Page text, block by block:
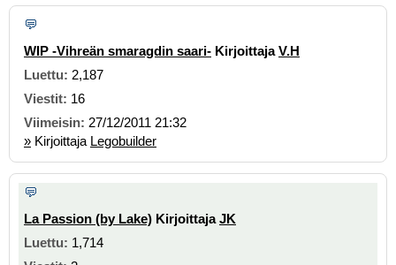
WIP -Vihreän smaragdin saari- KirjoittajaV.H
2,187
16
27/12/2011 21:32
» Kirjoittaja Legobuilder
La Passion (by Lake) KirjoittajaJK
1,714